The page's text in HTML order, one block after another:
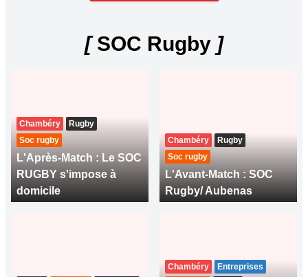
[SOC Rugby ]
Chambéry
Rugby
Soc rugby
L'Après-Match : Le SOC
RUGBY s'impose à
domicile
Chambéry
Rugby
Soc rugby
L'Avant-Match : SOC
Rugby/ Aubenas
Chambéry
Entreprises